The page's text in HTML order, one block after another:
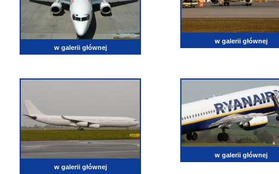
w galerii głównej
w galerii głównej
w galerii głównej
w galerii głównej